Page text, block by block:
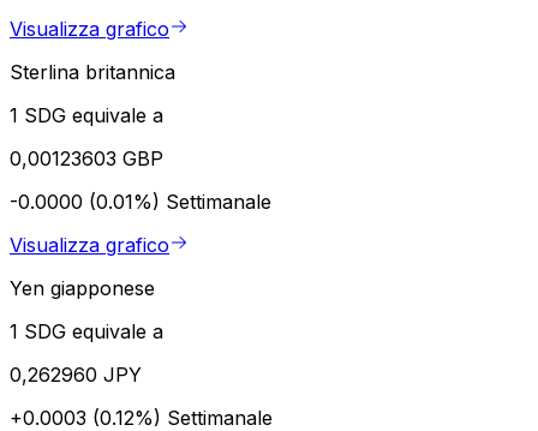
Visualizza grafico
Sterlina britannica
1 SDG equivale a
0,00123603 GBP
-0.0000 (0.01%) Settimanale
Visualizza grafico
Yen giapponese
1 SDG equivale a
0,262960 JPY
+0.0003 (0.12%) Settimanale